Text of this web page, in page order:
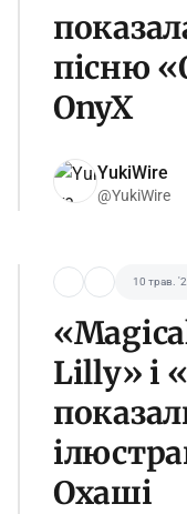
пісню
OnyX
YukiWire
@YukiWire
10 трав.
Lilly» і
Охаші